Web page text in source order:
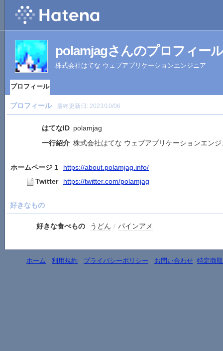
polamjagさんのプロフィール
株式会社はてな ウェブアプリケーションエンジニア
プロフィール
プロフィール 最終更新日: 2023/10/06
はてなID polamjag
一行紹介 株式会社はてな ウェブアプリケーションエンジ
ホームページ 1
https://about.polamjag.info/
Twitter
https://twitter.com/polamjag
好きなもの
好きな食べもの うどん / パインアメ
ホーム - 利用規約 - プライバシーポリシー - お問い合わせ- 特定商